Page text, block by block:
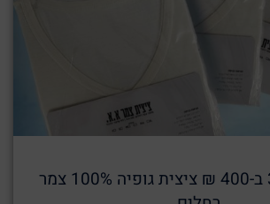
מבצע חם!!! 3 ב-400 ₪ ציצית גופיה 100% צמר